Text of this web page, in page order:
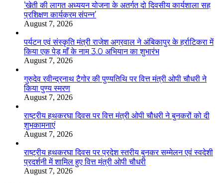
’खेती की लागत अध्ययन योजना के अतर्गत दो दिवसीय कार्यशाला सह
प्रशिक्षण कार्यक्रम संपन्न’
August 7, 2026
पर्यटन एवं संस्कृति मंत्री राजेश अग्रवाल ने अंबिकापुर के हर्राटिकरा में
किया एक पेड़ माँ के नाम 3.0 अभियान का शुभारंभ
August 7, 2026
गुरुदेव रवीन्द्रनाथ टैगोर की पुण्यतिथि पर वित्त मंत्री ओपी चौधरी ने
किया पुण्य स्मरण
August 7, 2026
राष्ट्रीय हथकरघा दिवस पर वित्त मंत्री ओपी चौधरी ने बुनकरों को दी
शुभकामनाएं
August 7, 2026
राष्ट्रीय हथकरघा दिवस पर प्रदेश स्तरीय बुनकर सम्मेलन एवं स्वदेशी
प्रदर्शनी में शामिल हुए वित्त मंत्री ओपी चौधरी
August 7, 2026